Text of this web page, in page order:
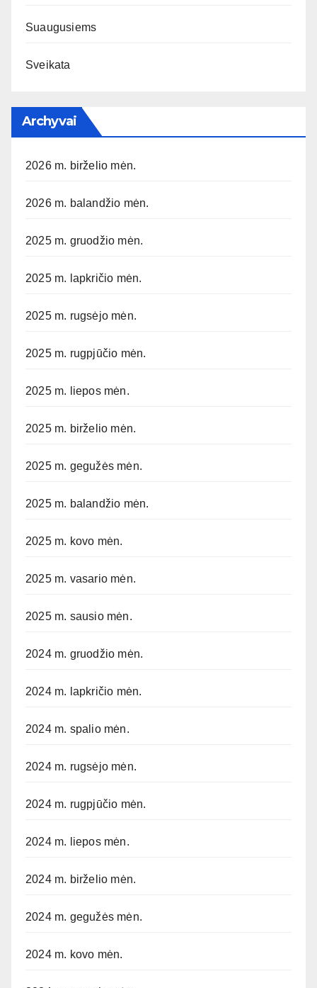
Suaugusiems
Sveikata
Archyvai
2026 m. birželio mėn.
2026 m. balandžio mėn.
2025 m. gruodžio mėn.
2025 m. lapkričio mėn.
2025 m. rugsėjo mėn.
2025 m. rugpjūčio mėn.
2025 m. liepos mėn.
2025 m. birželio mėn.
2025 m. gegužės mėn.
2025 m. balandžio mėn.
2025 m. kovo mėn.
2025 m. vasario mėn.
2025 m. sausio mėn.
2024 m. gruodžio mėn.
2024 m. lapkričio mėn.
2024 m. spalio mėn.
2024 m. rugsėjo mėn.
2024 m. rugpjūčio mėn.
2024 m. liepos mėn.
2024 m. birželio mėn.
2024 m. gegužės mėn.
2024 m. kovo mėn.